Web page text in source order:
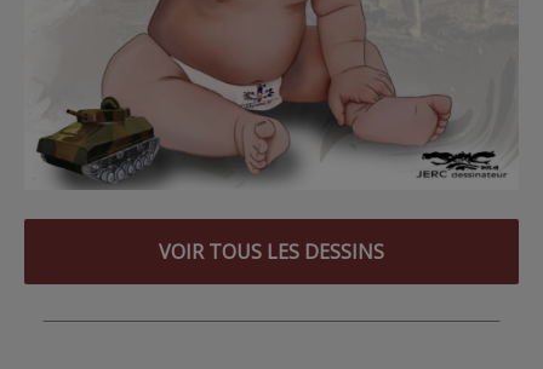
VOIR TOUS LES DESSINS